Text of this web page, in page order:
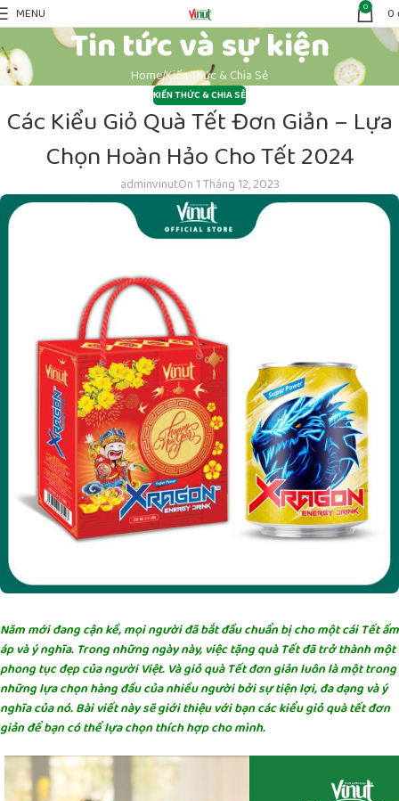
MENU 0 0
Tin tức và sự kiện
HomeKiến Thức & Chia Sẻ
KIẾN THỨC & CHIA SẺ
Các Kiểu Giỏ Quà Tết Đơn Giản – Lựa
Chọn Hoàn Hảo Cho Tết 2024
adminvinutOn 1 Tháng 12, 2023
Năm mới đang cận kề, mọi người đã bắt đầu chuẩn bị cho một cái Tết ấm
áp và ý nghĩa. Trong những ngày này, việc tặng quà Tết đã trở thành một
phong tục đẹp của người Việt. Và giỏ quà Tết đơn giản luôn là một trong
những lựa chọn hàng đầu của nhiều người bởi sự tiện lợi, đa dạng và ý
nghĩa của nó. Bài viết này sẽ giới thiệu với bạn các kiểu giỏ quà tết đơn
giản để bạn có thể lựa chọn thích hợp cho mình.